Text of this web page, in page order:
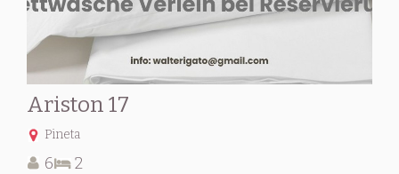
Ariston 17
Pineta
6 2